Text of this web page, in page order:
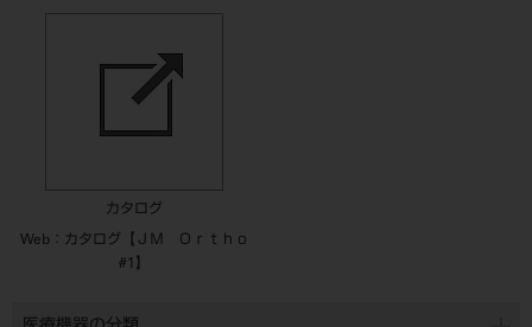
カタログ
Web：カタログ【ＪＭ Ｏｒｔｈｏ
#1】